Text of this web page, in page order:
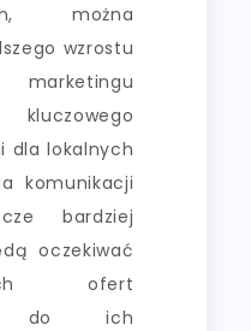
można
wzrostu
dla lokalnych
komunikacji
bardziej
oczekiwać
ofert
do ich